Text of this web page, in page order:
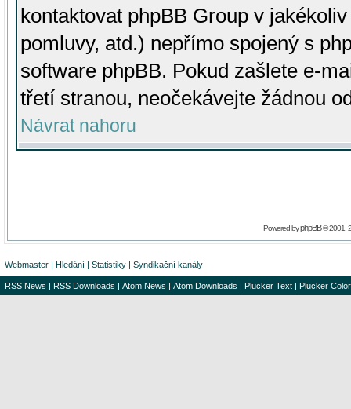
kontaktovat phpBB Group v
pomluvy, atd.) nepřímo spojený s
software phpBB. Pokud zašlete e-
třetí stranou, neočekávejte žádnou
Návrat nahoru
Powered byphpBB© 2001,
Webmaster | Hledání | Statistiky | Syndikační kanály
RSS News | RSS Downloads | Atom News | Atom Downloads | Plucker Text | Plucker Color